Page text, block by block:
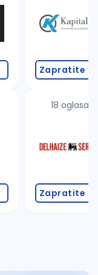
č, ć, š, đ,
Zapratite
18 oglasa
Zapratite